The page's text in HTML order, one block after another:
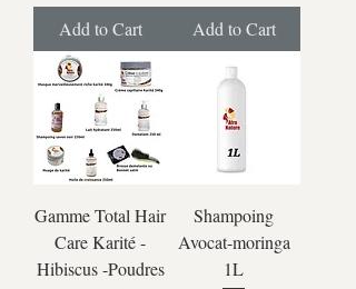
Add to Cart Add to Cart
Gamme Total Hair
Care Karité -
Hibiscus -Poudres
Shampoing
Avocat-moringa
1L